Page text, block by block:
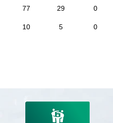
77 29 0
10 5 0